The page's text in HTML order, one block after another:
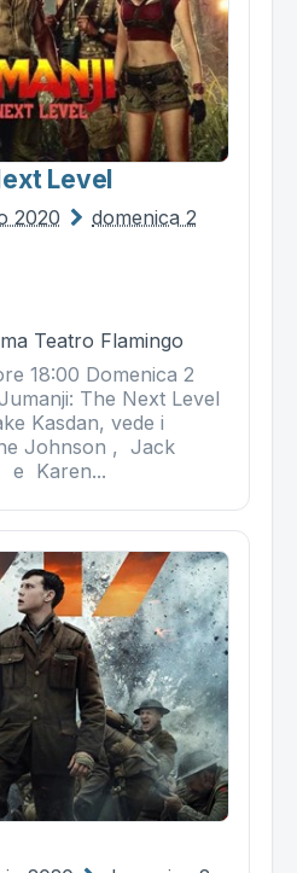
Level
2020
domenica 2
Teatro Flamingo
18:00 Domenica 2
The Next Level
Kasdan, vede i
Johnson , Jack
e Karen...